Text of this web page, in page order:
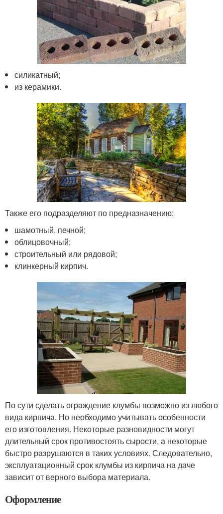
силикатный;
из керамики.
Также его подразделяют по предназначению:
шамотный, печной;
облицовочный;
строительный или рядовой;
клинкерный кирпич.
По сути сделать ограждение клумбы возможно из любого
вида кирпича. Но необходимо учитывать особенности
его изготовления. Некоторые разновидности могут
длительный срок противостоять сырости, а некоторые
быстро разрушаются в таких условиях. Следовательно,
эксплуатационный срок клумбы из кирпича на даче
зависит от верного выбора материала.
Оформление